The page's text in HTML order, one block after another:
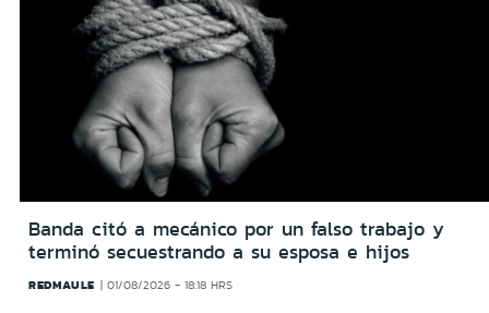
Banda citó a mecánico por un falso trabajo y
terminó secuestrando a su esposa e hijos
REDMAULE 01/08/2026 - 18:18 HRS